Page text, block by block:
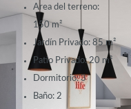
Area del terreno:
150 m²
Jardín Privado:85 m²
Patio Privado:20 m²
Dormitorio:3
Baño:2